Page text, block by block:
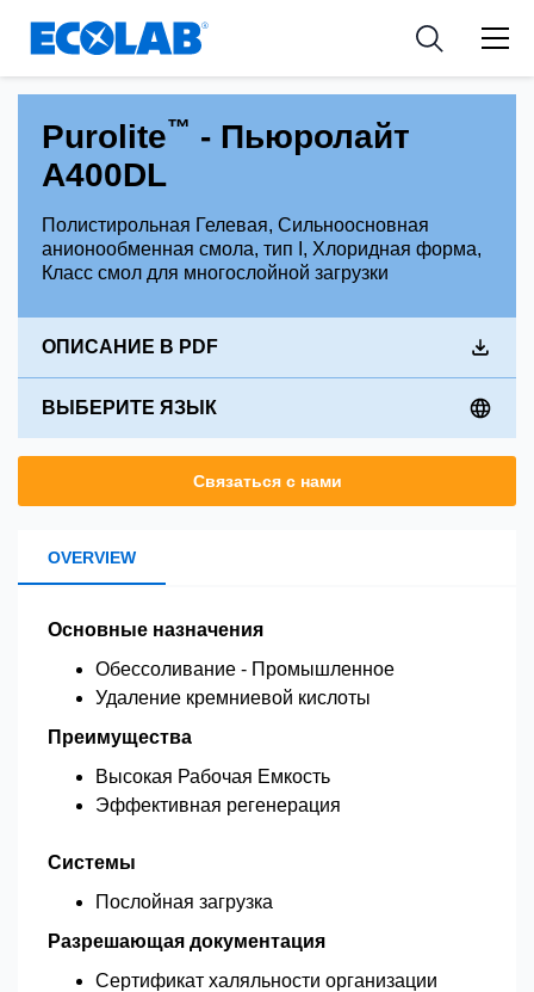
Resources
Applications
Medical Devices and Diagnostics
News & Events
Tools
Purolite™ - Пьюролайт
A400DL
Полистирольная Гелевая, Сильноосновная
анионообменная смола, тип I, Хлоридная форма,
Класс смол для многослойной загрузки
ОПИСАНИЕ В PDF
ВЫБЕРИТЕ ЯЗЫК
Связаться с нами
OVERVIEW
Основные назначения
Обессоливание - Промышленное
Удаление кремниевой кислоты
Преимущества
Высокая Рабочая Емкость
Эффективная регенерация
Системы
Послойная загрузка
Разрешающая документация
Сертификат халяльности организации